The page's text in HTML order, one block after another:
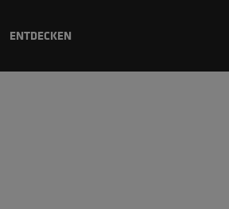
ENTDECKEN